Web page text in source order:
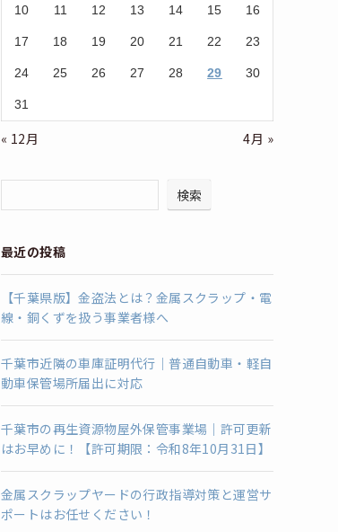
10 11 12 13 14 15 16
17 18 19 20 21 22 23
24 25 26 27 28 29 30
31
« 12月 4月 »
検索
最近の投稿
【千葉県版】金盗法とは？金属スクラップ・電
線・銅くずを扱う事業者様へ
千葉市近隣の車庫証明代行｜普通自動車・軽自
動車保管場所届出に対応
千葉市の再生資源物屋外保管事業場｜許可更新
はお早めに！【許可期限：令和8年10月31日】
金属スクラップヤードの行政指導対策と運営サ
ポートはお任せください！